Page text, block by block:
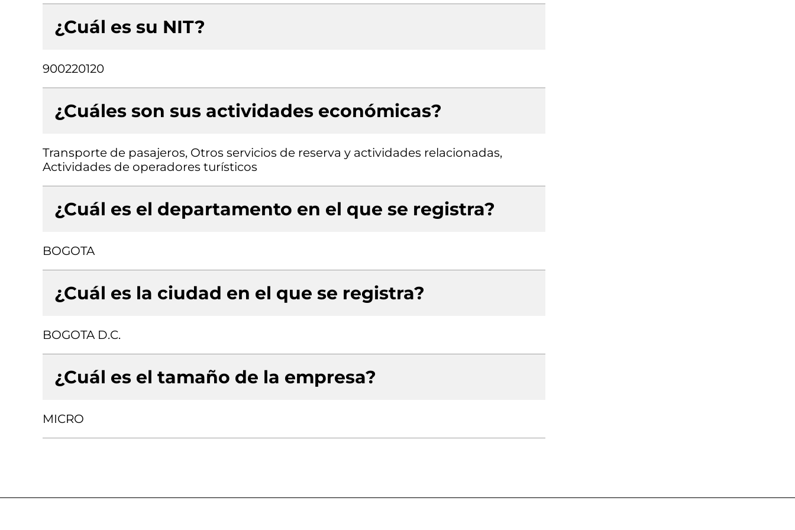
¿Cuál es su NIT?
900220120
¿Cuáles son sus actividades económicas?
Transporte de pasajeros, Otros servicios de reserva y actividades relacionadas,
Actividades de operadores turísticos
¿Cuál es el departamento en el que se registra?
BOGOTA
¿Cuál es la ciudad en el que se registra?
BOGOTA D.C.
¿Cuál es el tamaño de la empresa?
MICRO